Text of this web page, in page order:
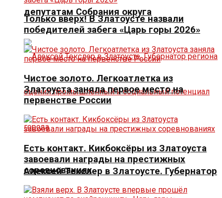
депутатам Собрания округа
Алексей Текслер в Златоусте. Губернатор
Только вверх! В Златоусте назвали
победителей забега «Царь горы 2026»
Чистое золото. Легкоатлетка из
Златоуста заняла первое место на
первенстве России
Есть контакт. Кикбоксёры из Златоуста
завоевали награды на престижных
соревнованиях